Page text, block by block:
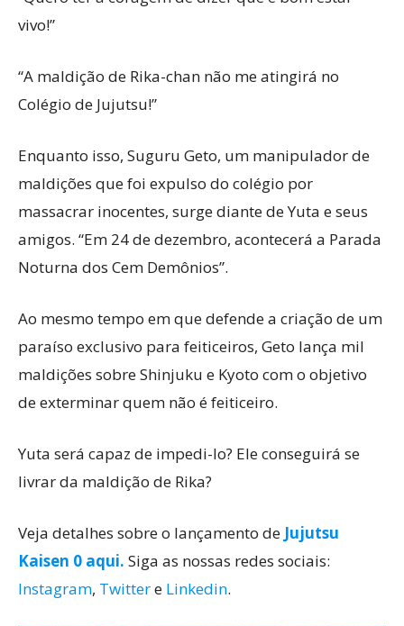
vivo!”
“A maldição de Rika-chan não me atingirá no
Colégio de Jujutsu!”
Enquanto isso, Suguru Geto, um manipulador de
maldições que foi expulso do colégio por
massacrar inocentes, surge diante de Yuta e seus
amigos. “Em 24 de dezembro, acontecerá a Parada
Noturna dos Cem Demônios”.
Ao mesmo tempo em que defende a criação de um
paraíso exclusivo para feiticeiros, Geto lança mil
maldições sobre Shinjuku e Kyoto com o objetivo
de exterminar quem não é feiticeiro.
Yuta será capaz de impedi-lo? Ele conseguirá se
livrar da maldição de Rika?
Veja detalhes sobre o lançamento de Jujutsu
Kaisen 0 aqui. Siga as nossas redes sociais:
Instagram, Twittere Linkedin.